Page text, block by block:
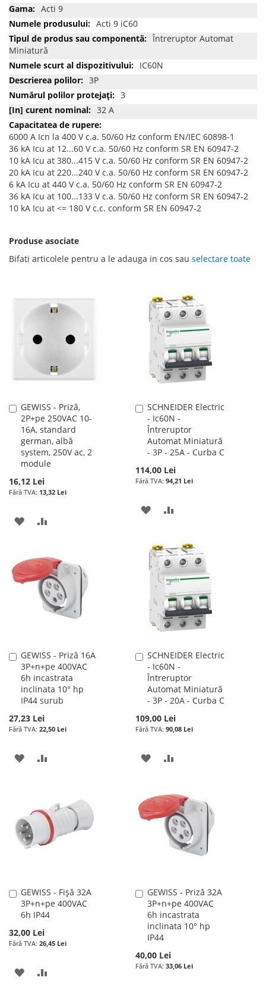
Acti 9
Acti 9 iC60
Întreruptor Automat
Miniatură
IC60N
3P
3
32 A
6000 A Icn la 400 V c.a. 50/60 Hz conform EN/IEC 60898-1
36 kA Icu at 12...60 V c.a. 50/60 Hz conform SR EN 60947-2
10 kA Icu at 380...415 V c.a. 50/60 Hz conform SR EN 60947-2
20 kA Icu at 220...240 V c.a. 50/60 Hz conform SR EN 60947-2
6 kA Icu at 440 V c.a. 50/60 Hz conform SR EN 60947-2
36 kA Icu at 100...133 V c.a. 50/60 Hz conform SR EN 60947-2
10 kA Icu at <= 180 V c.c. conform SR EN 60947-2
Produse asociate
Bifati articolele pentru a le adauga in cos sau selectare toate
GEWISS - Priză,
2P+pe 250VAC 10-
16A, standard
german, albă
system, 250V ac, 2
module
16,12 Lei
13,32 Lei
Adauga
în
cos
ADAUGATI
LISTA
DE
DORINTE
COMPARARE
SCHNEIDER Electric
- Ic60N -
Întreruptor
Automat Miniatură
- 3P - 25A - Curba C
114,00 Lei
94,21 Lei
Adauga
în
cos
ADAUGATI
LISTA
DE
DORINTE
COMPARARE
GEWISS - Priză 16A
3P+n+pe 400VAC
6h incastrata
inclinata 10° hp
IP44 surub
27,23 Lei
22,50 Lei
Adauga
în
cos
ADAUGATI
DE
DORINTE
COMPARARE
SCHNEIDER Electric
- Ic60N -
Întreruptor
Automat Miniatură
- 3P - 20A - Curba C
109,00 Lei
90,08 Lei
Adauga
în
cos
ADAUGATI
LISTA
DE
DORINTE
COMPARARE
GEWISS - Fișă 32A
3P+n+pe 400VAC
6h IP44
32,00 Lei
26,45 Lei
Adauga
în
cos
ADAUGATI
GEWISS - Priză 32A
3P+n+pe 400VAC
6h incastrata
inclinata 10° hp
IP44
40,00 Lei
33,06 Lei
Adauga
în
cos